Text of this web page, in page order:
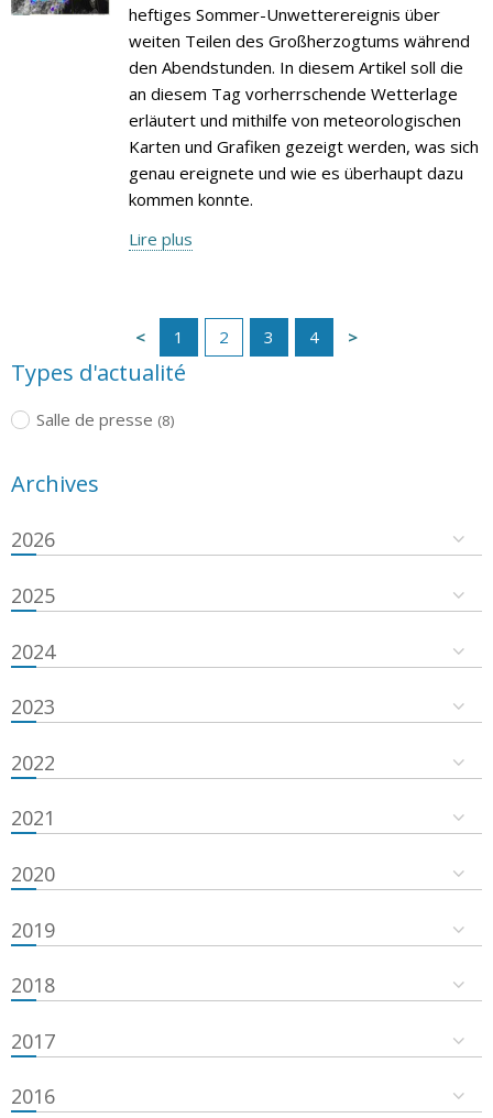
heftiges Sommer-Unwetterereignis über
weiten Teilen des Großherzogtums während
den Abendstunden. In diesem Artikel soll die
an diesem Tag vorherrschende Wetterlage
erläutert und mithilfe von meteorologischen
Karten und Grafiken gezeigt werden, was sich
genau ereignete und wie es überhaupt dazu
kommen konnte.
Lire plus
1 2 3 4
Types d'actualité
Salle de presse (8)
Archives
2026
2025
2024
2023
2022
2021
2020
2019
2018
2017
2016